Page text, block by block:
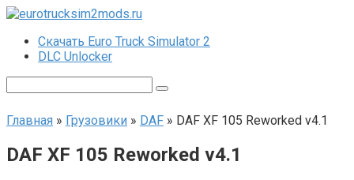
Перейти
контентуСкачать Euro Truck Simulator 2
DLC Unlocker
Главная » Грузовики » DAF » DAF XF 105 Reworked v4.1
DAF XF 105 Reworked v4.1